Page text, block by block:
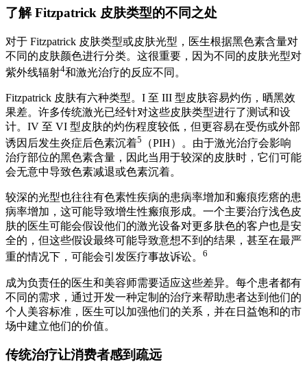
了解 Fitzpatrick 皮肤类型的不同之处
对于 Fitzpatrick 皮肤类型或皮肤光型，医生根据黑色素含量对
不同的皮肤颜色进行分类。这很重要，因为不同的皮肤光型对
紫外线辐射4和激光治疗的反应不同。
Fitzpatrick 皮肤有六种类型。I 至 III 型皮肤容易灼伤，晒黑效
果差。许多传统激光已经针对这些皮肤类型进行了测试和设
计。IV 至 VI 型皮肤的灼伤程度较低，但更容易在受伤或外部
诱因后发生炎症后色素沉着5
（PIH）。由于激光治疗会影响
治疗部位的黑色素含量，因此当用于较深的皮肤时，它们可能
会无意中导致色素减退或色素沉着。
较深的光型也往往有色素性疾病的患病率增加和瘢痕疙瘩的患
病率增加，这可能导致增生性瘢痕形成。一个主要治疗浅色皮
肤的医生可能会假设他们的激光设备对更多肤色的客户也是安
全的，但这些假设最终可能导致意想不到的结果，甚至在最严
重的情况下，可能会引发医疗事故诉讼。 6
成为负责任的医生和美容师需要适应这些差异。每个患者都有
不同的需求，通过开发一种定制的治疗来帮助患者达到他们的
个人美容标准，医生可以加强他们的关系，并在日益饱和的市
场中建立他们的价值。
传统治疗让消费者感到疏远